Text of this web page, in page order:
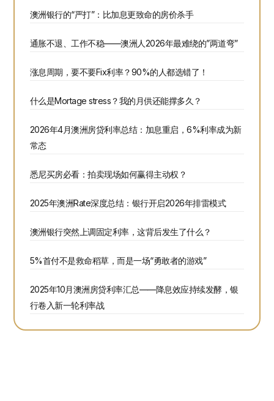
澳洲银行的“严打”：比加息更致命的房价杀手
通胀不退、工作不稳——澳洲人2026年最难绕的”两道弯”
涨息周期，要不要Fix利率？90%的人都选错了！
什么是Mortage stress？我的月供还能撑多久？
2026年4月澳洲房贷利率总结：加息重启，6%利率成为新
常态
悉尼买房必看：拍卖现场如何赢得主动权？
2025年澳洲Rate深度总结：银行开启2026年排雷模式
澳洲银行突然上调固定利率，这背后发生了什么？
5%首付不是救命稻草，而是一场“勇敢者的游戏”
2025年10月澳洲房贷利率汇总——降息效应持续发酵，银
行卷入新一轮利率战